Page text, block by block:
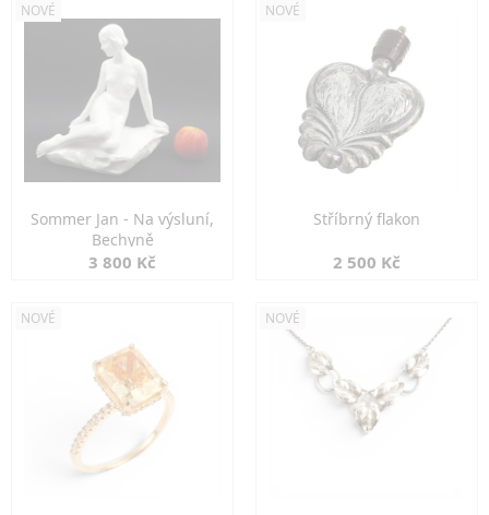
NOVÉ
Sommer Jan - Na výsluní,
Bechyně
3 800 Kč
NOVÉ
Stříbrný flakon
2 500 Kč
NOVÉ NOVÉ